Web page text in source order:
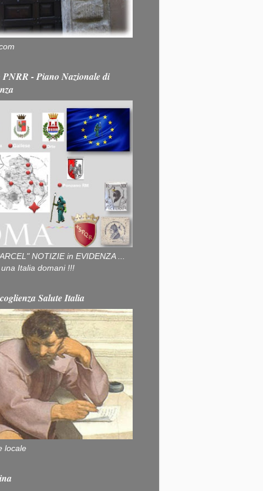
- Piano Nazionale di
NOTIZIE in EVIDENZA ...
Italia domani !!!
Salute Italia
locale